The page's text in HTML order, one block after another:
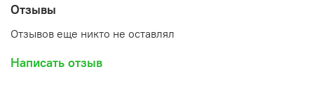
Отзывы
Отзывов еще никто не оставлял
Написать отзыв